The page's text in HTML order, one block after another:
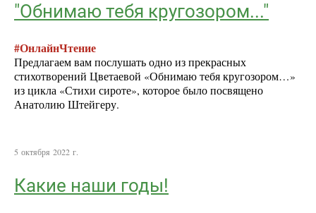
"Обнимаю тебя кругозором..."
#ОнлайнЧтение
Предлагаем вам послушать одно из прекрасных
стихотворений Цветаевой «Обнимаю тебя кругозором…»
из цикла «Стихи сироте», которое было посвящено
Анатолию Штейгеру.
5 октября 2022 г.
Какие наши годы!